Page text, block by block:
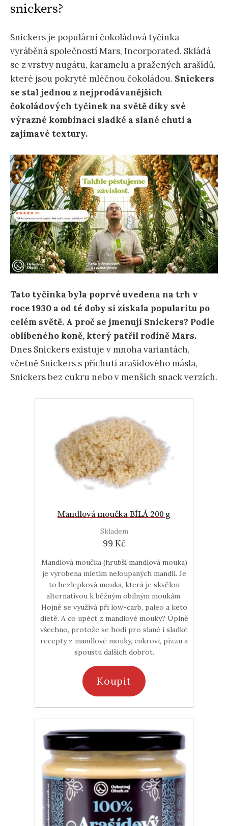
snickers?
Snickers je populární čokoládová tyčinka
vyráběná společností Mars, Incorporated. Skládá
se z vrstvy nugátu, karamelu a pražených arašídů,
které jsou pokryté mléčnou čokoládou. Snickers
se stal jednou z nejprodávanějších
čokoládových tyčinek na světě díky své
výrazné kombinaci sladké a slané chuti a
zajímavé textury.
Tato tyčinka byla poprvé uvedena na trh v
roce 1930 a od té doby si získala popularitu po
celém světě. A proč se jmenují Snickers? Podle
oblíbeného koně, který patřil rodině Mars.
Dnes Snickers existuje v mnoha variantách,
včetně Snickers s příchutí arašídového másla,
Snickers bez cukru nebo v menších snack verzích.
Mandlová moučka BÍLÁ 200 g
Skladem
99 Kč
Mandlová moučka (hrubší mandlová mouka)
je vyrobena mletím neloupaných mandlí. Je
to bezlepková mouka, která je skvělou
alternativou k běžným obilným moukám.
Hojně se využívá při low-carb, paleo a keto
dietě. A co upéct z mandlové mouky? Úplně
všechno, protože se hodí pro slané i sladké
recepty z mandlové mouky, cukroví, pizzu a
spoustu dalších dobrot.
Koupit